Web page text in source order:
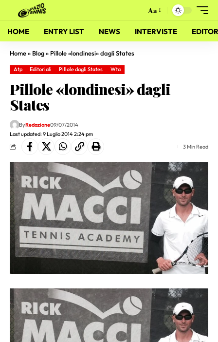
Aa
HOME ENTRY LIST NEWS INTERVISTE
Home» Blog» Pillole «londinesi» dagli States
Atp Editoriali Pillole dagli States Wta
Pillole «londinesi» dagli
States
Last updated: 9 Luglio 2014 2:24 pm
ByRedazione09/07/2014
3 Min Read